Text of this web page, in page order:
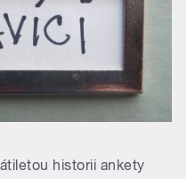
historii ankety